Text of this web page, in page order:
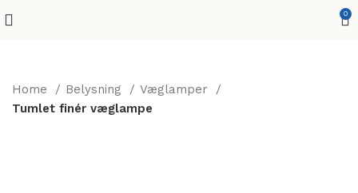
0
Home Belysning
Væglamper
Tumlet finér væglampe